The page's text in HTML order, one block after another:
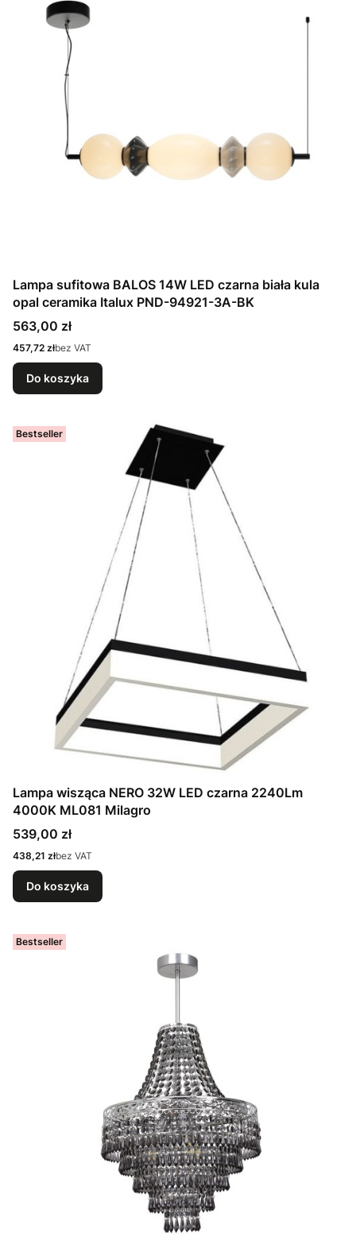
Lampa sufitowa BALOS 14W LED czarna biała kula
opal ceramika Italux PND-94921-3A-BK
Cena
563,00 zł
Cena
457,72 złbez VAT
Do koszyka
Bestseller
Lampa wisząca NERO 32W LED czarna 2240Lm
4000K ML081 Milagro
Cena
539,00 zł
Cena
438,21 złbez VAT
Do koszyka
Bestseller